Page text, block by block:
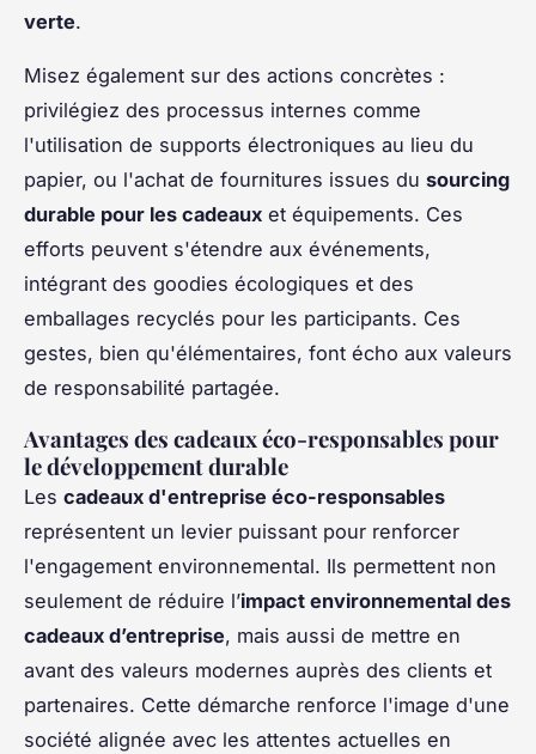
verte.
Misez également sur des actions concrètes :
privilégiez des processus internes comme
l'utilisation de supports électroniques au lieu du
papier, ou l'achat de fournitures issues du sourcing
durable pour les cadeaux et équipements. Ces
efforts peuvent s'étendre aux événements,
intégrant des goodies écologiques et des
emballages recyclés pour les participants. Ces
gestes, bien qu'élémentaires, font écho aux valeurs
de responsabilité partagée.
Avantages des cadeaux éco-responsables pour
le développement durable
Les cadeaux d'entreprise éco-responsables
représentent un levier puissant pour renforcer
l'engagement environnemental. Ils permettent non
seulement de réduire l’impact environnemental des
cadeaux d’entreprise, mais aussi de mettre en
avant des valeurs modernes auprès des clients et
partenaires. Cette démarche renforce l'image d'une
société alignée avec les attentes actuelles en